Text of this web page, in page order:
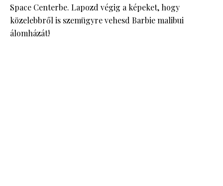
Space Centerbe. Lapozd végig a képeket, hogy
közelebbről is szemügyre vehesd Barbie malibui
álomházát!